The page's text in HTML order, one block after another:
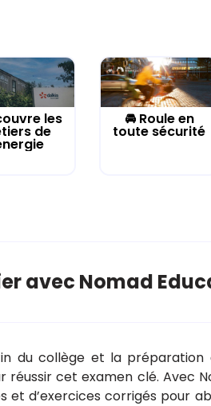
les
de
🚘 Roule en
toute sécurité
avec Nomad
du collège et la préparation
cet examen clé. Avec
et d’exercices corrigés pour